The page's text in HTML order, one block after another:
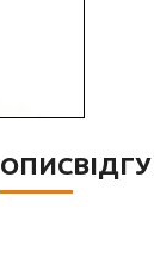
ОПИС